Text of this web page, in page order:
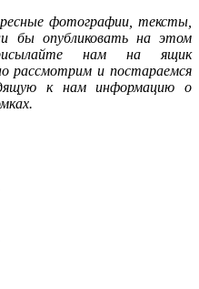
фотографии, тексты,
бы опубликовать на этом
нам на ящик
рассмотрим и постараемся
к нам информацию о